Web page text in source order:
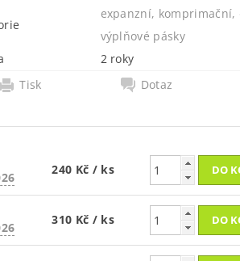
expanzní, komprimační,
výplňové pásky
2 roky
Tisk
Dotaz
240 Kč / ks
310 Kč / ks